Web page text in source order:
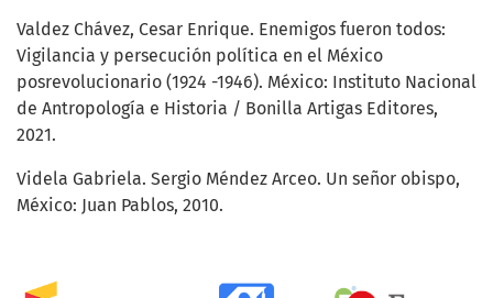
Valdez Chávez, Cesar Enrique. Enemigos fueron todos:
Vigilancia y persecución política en el México
posrevolucionario (1924 -1946). México: Instituto Nacional
de Antropología e Historia / Bonilla Artigas Editores,
2021.
Videla Gabriela. Sergio Méndez Arceo. Un señor obispo,
México: Juan Pablos, 2010.